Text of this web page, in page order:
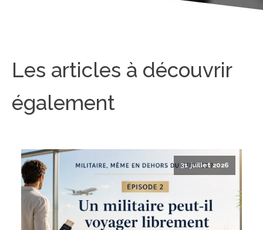
Les articles à découvrir
également
31 juillet 2026